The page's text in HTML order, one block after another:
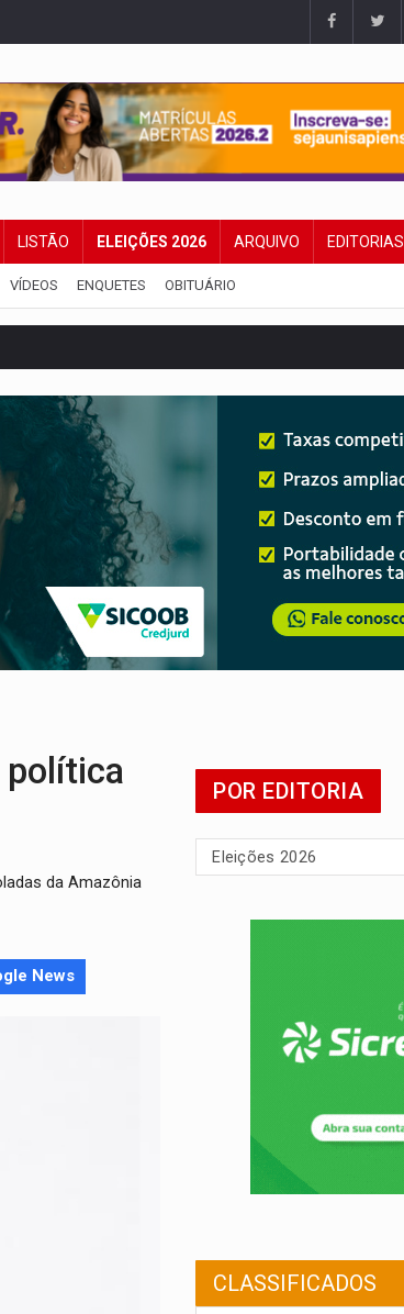
LISTÃO ELEIÇÕES 2026 ARQUIVO EDITORIAS
VÍDEOS ENQUETES OBITUÁRIO
Pereira
extinta
Mamoré
para R$ 155 mil
com entrada gratuita
política
da Amazônia
News
POR EDITORIA
CLASSIFICADOS